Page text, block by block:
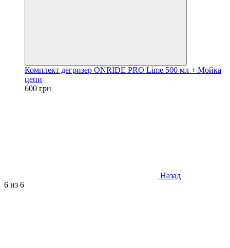
Комплект дегризер ONRIDE PRO Lime 500 мл + Мойка
цепи
600 грн
Назад
6 из 6